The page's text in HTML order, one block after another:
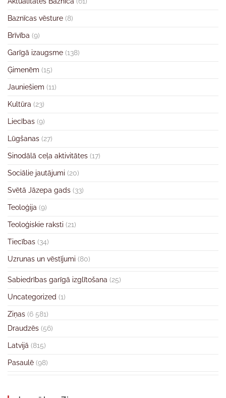
Baznīcas vēsture (8)
Brīvība (9)
Garīgā izaugsme (138)
Ģimenēm (15)
Jauniešiem (11)
Kultūra (23)
Liecības (9)
Lūgšanas (27)
Sinodālā ceļa aktivitātes (17)
Sociālie jautājumi (20)
Svētā Jāzepa gads (33)
Teoloģija (9)
Teoloģiskie raksti (21)
Tiecības (34)
Uzrunas un vēstījumi (80)
Sabiedrības garīgā izglītošana (25)
Uncategorized (1)
Ziņas (6 581)
Draudzēs (56)
Latvijā (815)
Pasaulē (98)